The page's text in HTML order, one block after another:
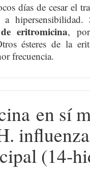
días de cesar el
hipersensibilidad.
eritromicina,
ésteres de la
frecuencia.
en sí
(14-